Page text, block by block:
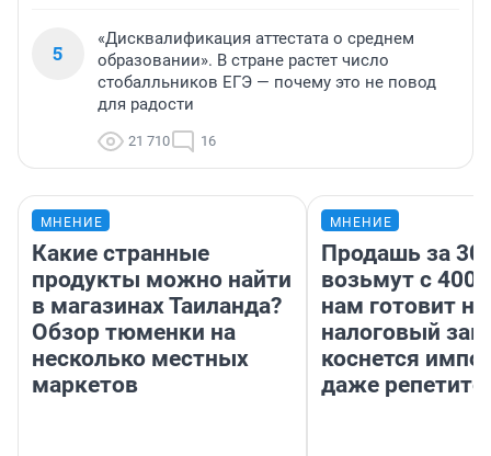
5
«Дисквалификация аттестата о среднем
образовании». В стране растет число
стобалльников ЕГЭ — почему это не повод
для радости
21 710 16
МНЕНИЕ
Какие странные
продукты можно найти
в магазинах Таиланда?
Обзор тюменки на
несколько местных
маркетов
МНЕНИЕ
Продашь за
возьмут с
нам готовит
налоговый
коснется
даже